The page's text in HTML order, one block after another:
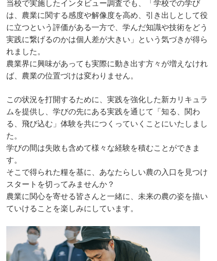
当校で実施したインタビュー調査でも、「学校での学び
は、農業に関する感度や解像度を高め、引き出しとして役
に立つという評価がある一方で、学んだ知識や技術をどう
実践に繋げるのかは個人差が大きい」という気づきが得ら
れました。
農業界に興味があっても実際に動き出す方々が増えなけれ
ば、農業の位置づけは変わりません。
この状況を打開するために、実践を強化した新カリキュラ
ムを提供し、学びの先にある実践を通じて「知る、関わ
る、飛び込む」体験を共につくっていくことにいたしまし
た。
学びの間は失敗も含めて様々な経験を積むことができま
す。
そこで得られた糧を基に、あなたらしい農の入口を見つけ
スタートを切ってみませんか？
農業に関心を寄せる皆さんと一緒に、未来の農の姿を描い
ていけることを楽しみにしています。